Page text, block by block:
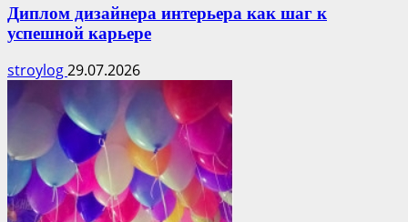
Диплом дизайнера интерьера как шаг к
успешной карьере
stroylog29.07.2026